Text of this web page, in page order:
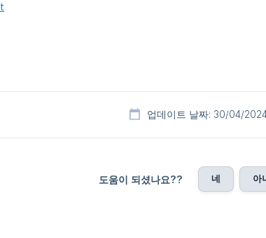
업데이트 날짜: 30/04/
도움이 되셨나요?? 네 아